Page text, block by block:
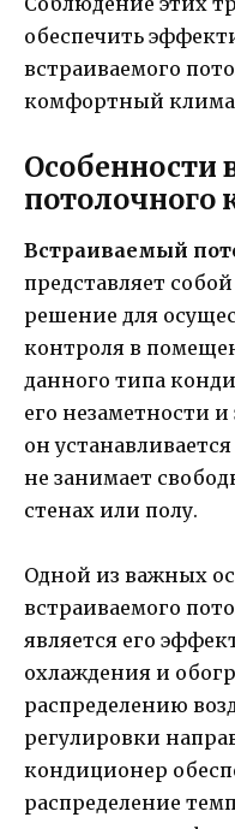
обеспечить
встраиваемого
комфортный
Особенности
потолочного
Встраиваемый
представляет
решение для
контроля в
данного типа
его незаметности
он
не занимает
стенах или полу.
Одной из важных
встраиваемого
является его
охлаждения и
распределению
регулировки
кондиционер
распределение